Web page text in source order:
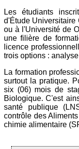
Les étudiants
d'Étude Universitaire
ou à l'Université de
une filière de
licence
trois options :
La formation
surtout la pratique.
six (06) mois de
Biologique. C'est
santé publique
contrôle des
chimie alimentaire